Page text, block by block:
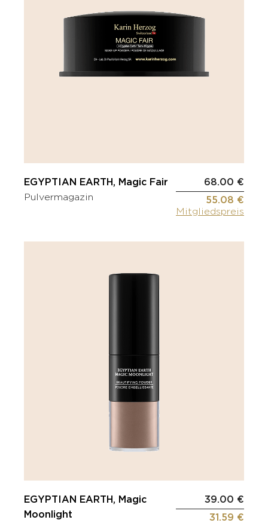
EGYPTIAN EARTH, Magic Fair
Pulvermagazin
68.00 €
55.08 €
Mitgliedspreis
EGYPTIAN EARTH, Magic
Moonlight
39.00 €
31.59 €